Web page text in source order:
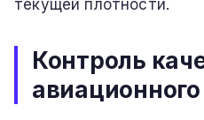
текущей плотности.
Контроль